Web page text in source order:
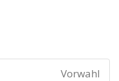
Vorwahl